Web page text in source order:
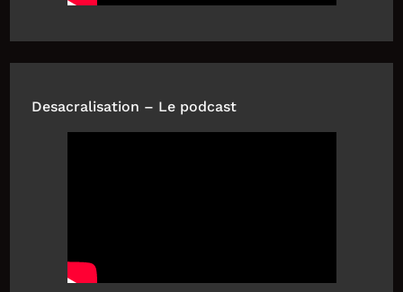
Desacralisation – Le podcast